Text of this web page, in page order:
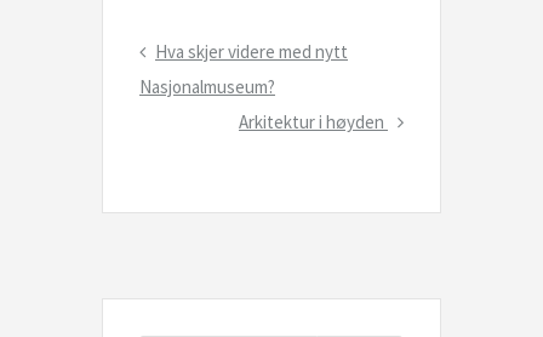
Innleggsnavigering
Previous
Post
Hva skjer videre med nytt
Nasjonalmuseum?
Next
Arkitektur i høyden